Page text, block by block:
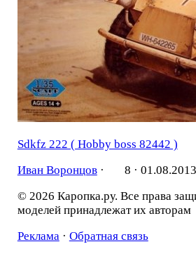
Sdkfz 222 ( Hobby boss 82442 )
Иван Воронцов· 8 ·
© 2026 Каропка.ру. Все права
моделей принадлежат их авторам
Реклама · Обратная связь